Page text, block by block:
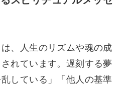
、人生のリズムや魂の成
れています。遅刻する夢
している」「他人の基準